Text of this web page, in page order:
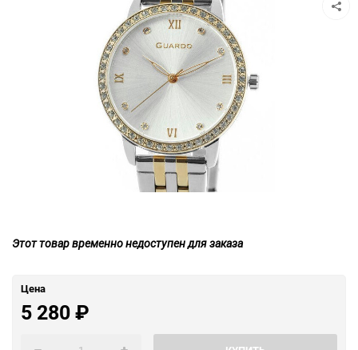
Этот товар временно недоступен для заказа
Цена
5 280₽